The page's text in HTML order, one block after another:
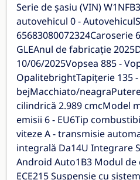
Serie de șasiu (VIN)
autovehicul 0 -
65683080072324Caroserie
GLEAnul de fabricație
10/06/2025Vopsea 885 -
OpalitebrightTapițerie 135 -
bejMacchiato/
cilindrică 2.989 cmcModel
emisii 6 - EU6Tip
viteze A - transmisie
integrală Da14U Integrare
Android Auto1B3 Modul
ECE215 Suspensie cu